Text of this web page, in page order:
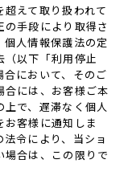
えて取り扱われて
手段により取得さ
人情報保護法の定
（以下「利用停止
において、そのご
には、お客様ご本
で、遅滞なく個人
客様に通知しま
令により、当ショ
合は、この限りで